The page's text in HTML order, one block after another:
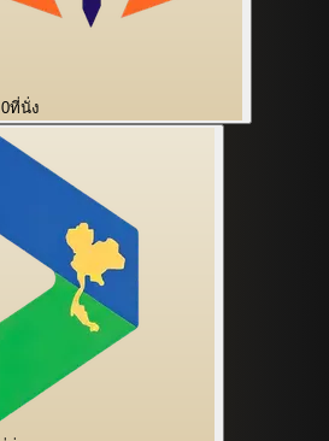
0ที่นั่ง